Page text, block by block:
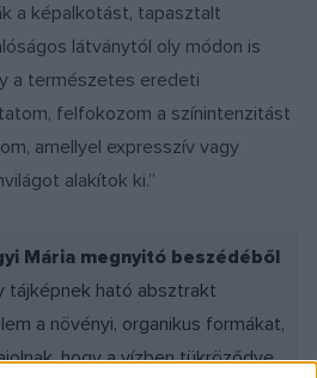
a képalkotást, tapasztalt
látványtól oly módon is
a természetes eredeti
felfokozom a színintenzitást
amellyel expresszív vagy
alakítok ki.”
Mária megnyitó beszédéből
tájképnek ható absztrakt
a növényi, organikus formákat,
hogy a vízben tükröződve